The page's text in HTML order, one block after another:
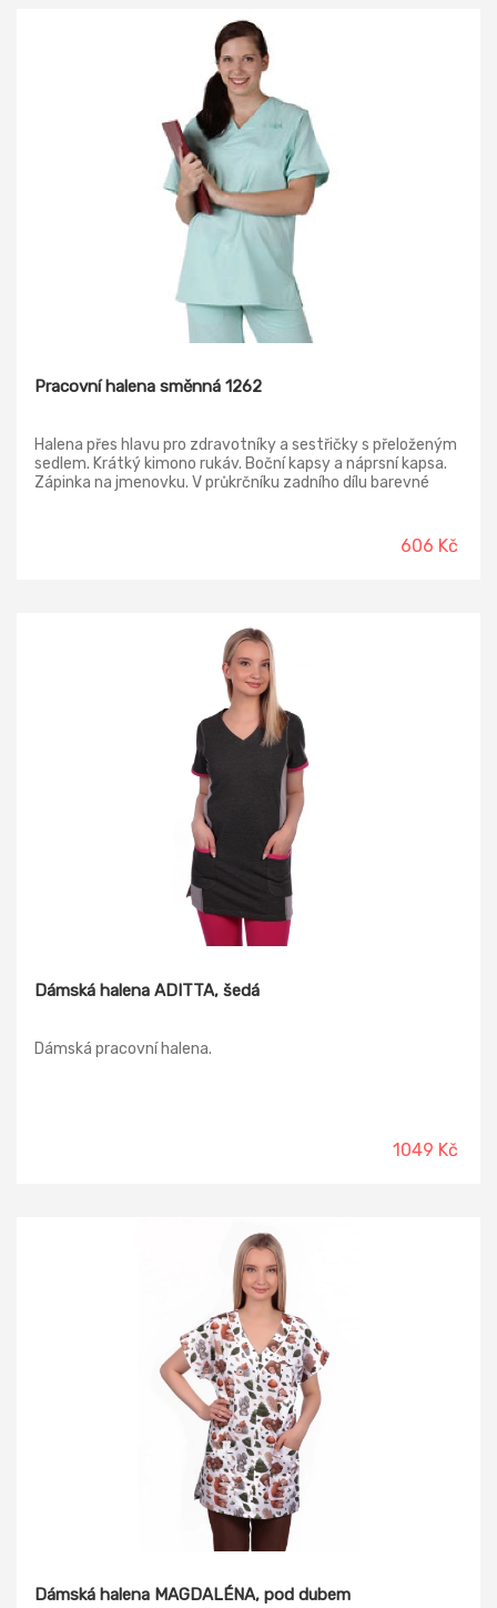
Pracovní halena směnná 1262
Halena přes hlavu pro zdravotníky a sestřičky s přeloženým
sedlem. Krátký kimono rukáv. Boční kapsy a náprsní kapsa.
Zápinka na jmenovku. V průkrčníku zadního dílu barevné
606 Kč
Dámská halena ADITTA, šedá
Dámská pracovní halena.
1049 Kč
Dámská halena MAGDALÉNA, pod dubem